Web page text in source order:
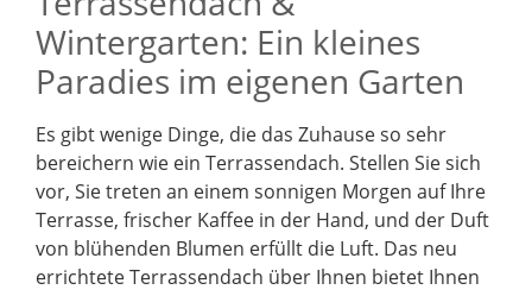
Wintergarten: Ein kleines
Paradies im eigenen Garten
Es gibt wenige Dinge, die das Zuhause so sehr
bereichern wie ein Terrassendach. Stellen Sie sich
vor, Sie treten an einem sonnigen Morgen auf Ihre
Terrasse, frischer Kaffee in der Hand, und der Duft
von blühenden Blumen erfüllt die Luft. Das neu
errichtete Terrassendach über Ihnen bietet Ihnen